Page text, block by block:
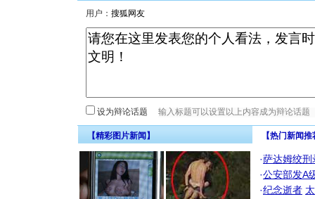
用户：
设为辩论话题
【精彩图片新闻】 【热门新闻
·萨达姆绞刑
·公安部发A
·纪念逝者